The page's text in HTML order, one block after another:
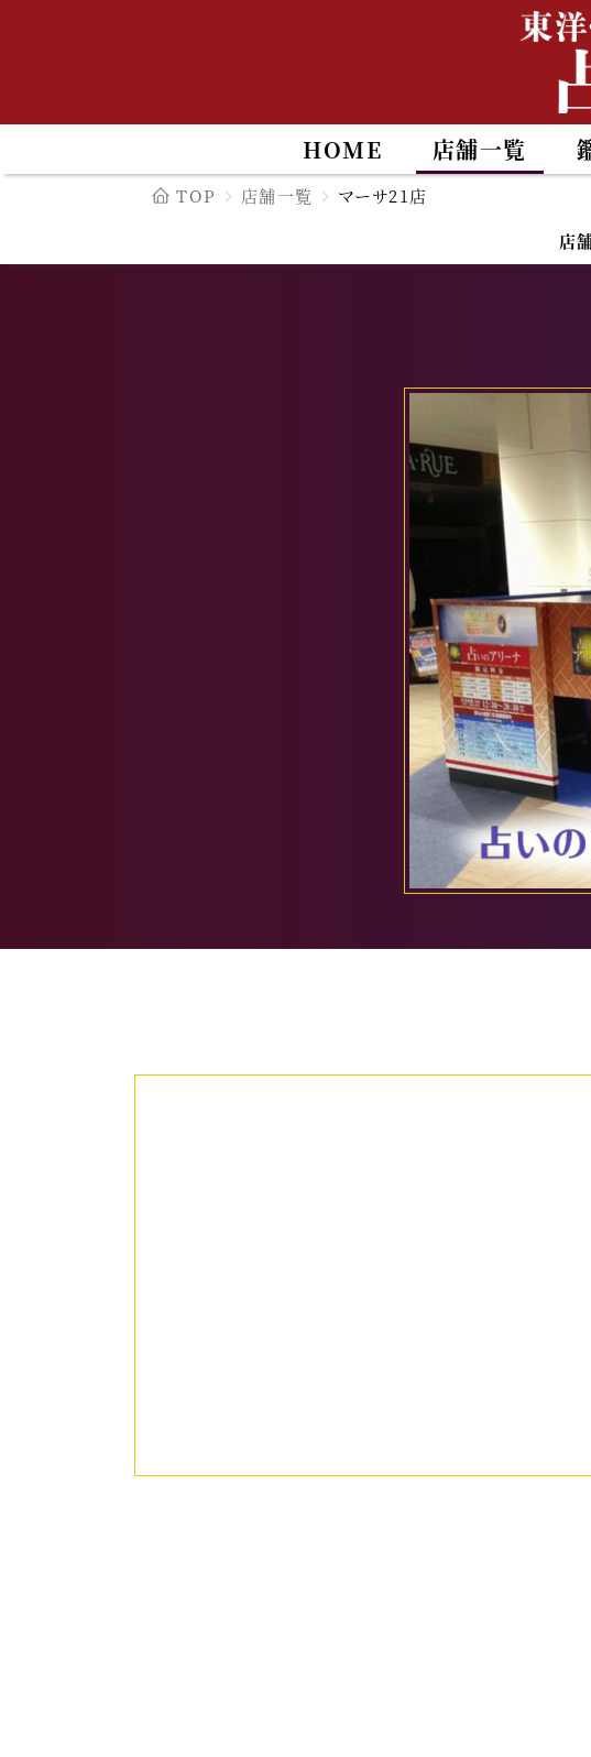
HOME 店舗一覧
TOP 店舗一覧
マーサ21店
店